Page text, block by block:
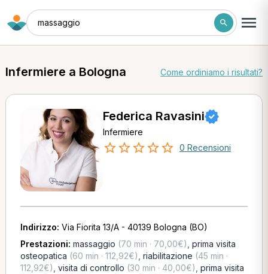
massaggio
Infermiere a Bologna Come ordiniamo i risultati?
Federica Ravasini
Infermiere
0 Recensioni
Indirizzo: Via Fiorita 13/A - 40139 Bologna (BO)
Prestazioni: massaggio (70 min · 70,00€) prima visita
osteopatica (60 min · 112,92€) riabilitazione (45 min ·
112,92€) visita di controllo (30 min · 40,00€) prima visita